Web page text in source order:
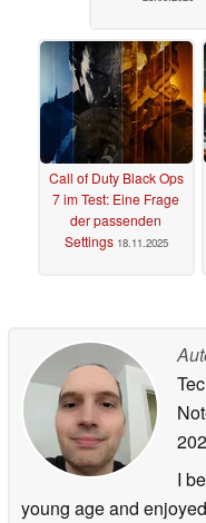
Call of Duty Black Ops
7 im Test: Eine Frage
der passenden
Settings 18.11.2025
I
young age and